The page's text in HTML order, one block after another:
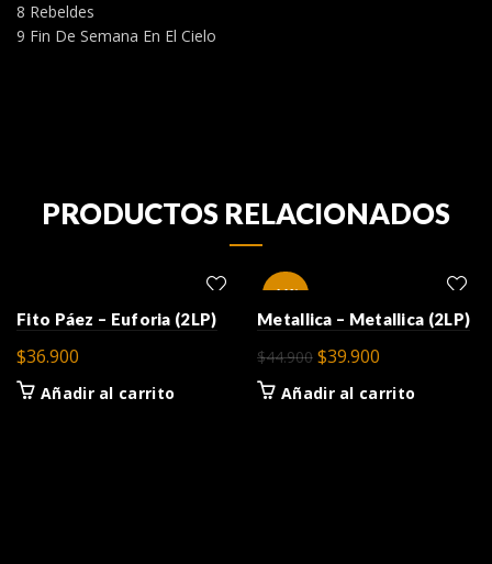
8 Rebeldes
9 Fin De Semana En El Cielo
PRODUCTOS RELACIONADOS
Fito Páez – Euforia (2LP)
$36.900
Añadir al carrito
-11%
Metallica – Metallica (2LP)
$44.900 El
precio
$39.900
precio
Añadir al carrito